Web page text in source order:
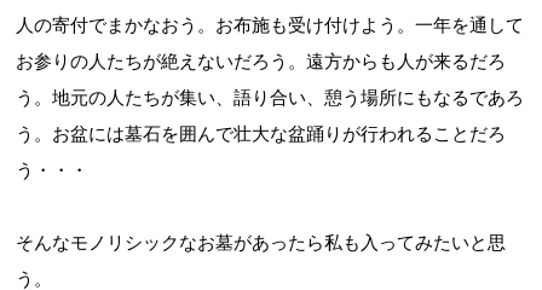
人の寄付でまかなおう。お布施も受け付けよう。一年を通して
お参りの人たちが絶えないだろう。遠方からも人が来るだろ
う。地元の人たちが集い、語り合い、憩う場所にもなるであろ
う。お盆には墓石を囲んで壮大な盆踊りが行われることだろ
う・・・
そんなモノリシックなお墓があったら私も入ってみたいと思
う。